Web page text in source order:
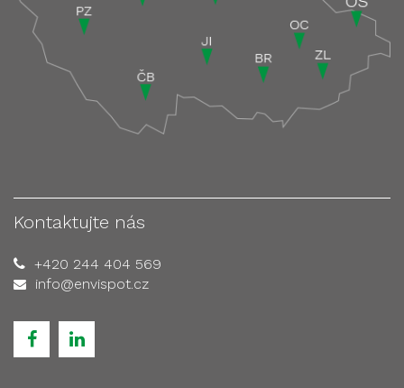
Kontaktujte nás
+420 244 404 569
info@envispot.cz